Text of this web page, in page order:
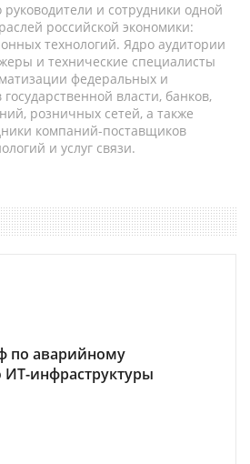
и сотрудники одной
российской экономики:
технологий. Ядро аудитории
и технические специалисты
федеральных и
власти, банков,
розничных сетей, а также
компаний-поставщиков
и услуг связи.
по аварийному
инфраструктуры